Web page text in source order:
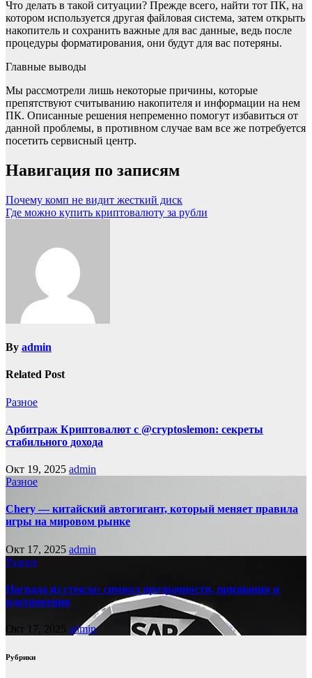
Что делать в такой ситуации? Прежде всего, найти тот ПК, на
котором используется другая файловая система, затем открыть
накопитель и сохранить важные для вас данные, ведь после
процедуры форматирования, они будут для вас потеряны.
Главные выводы
Мы рассмотрели лишь некоторые причины, которые
препятствуют считыванию накопителя и информации на нем
ПК. Описанные решения непременно помогут избавиться от
данной проблемы, в противном случае вам все же потребуется
посетить сервисный центр.
Навигация по записям
Почему комп не видит жесткий диск
Где можно купить криптовалюту за рубли
By admin
Related Post
Разное
Арбитраж Криптовалют с @cryptoslemon: секреты
стабильного дохода
Окт 19, 2025 admin
Разное
Chery — китайский автогигант, который меняет правила
игры на мировом рынке
Окт 17, 2025 admin
Разное
Награда из стекла: символ прозрачности, признания и
вдохновения
Окт 17, 2025 admin
Рубрики